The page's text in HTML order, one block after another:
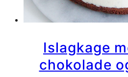
Islagkage
chokolade